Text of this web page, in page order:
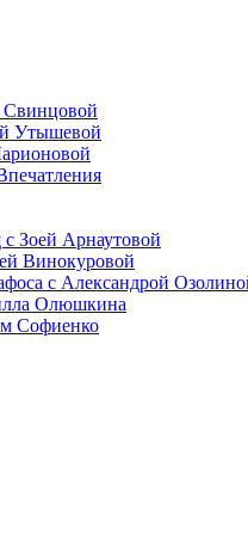
Свинцовой
Утышевой
Зоей Арнаутовой
Винокуровой
с Александрой
Олюшкина
Софиенко